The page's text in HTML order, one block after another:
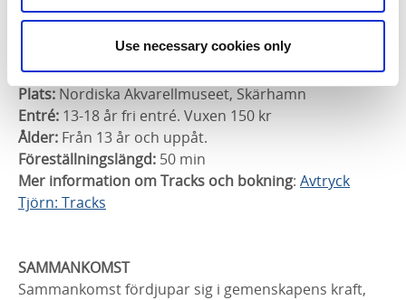
Use necessary cookies only
digitala världen.
Med: Viktor Fröjd och Yared Cederlund
Tid:Lördag 10 okt kl 15.00
Plats: Nordiska Akvarellmuseet, Skärhamn
Entré: 13-18 år fri entré. Vuxen 150 kr
Ålder: Från 13 år och uppåt.
Föreställningslängd: 50 min
Mer information om Tracks och bokning: Avtryck
Tjörn: Tracks
SAMMANKOMST
Sammankomst fördjupar sig i gemenskapens kraft,